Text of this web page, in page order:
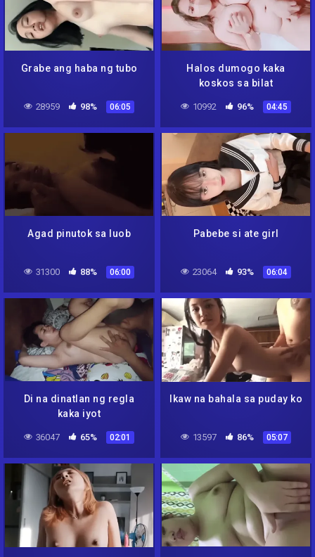
Grabe ang haba ng tubo
28959 98% 06:05
Halos dumogo kaka
koskos sa bilat
10992 96% 04:45
Agad pinutok sa luob
31300 88% 06:00
Pabebe si ate girl
23064 93% 06:04
Di na dinatlan ng regla
kaka iyot
36047 65% 02:01
Ikaw na bahala sa puday ko
13597 86% 05:07